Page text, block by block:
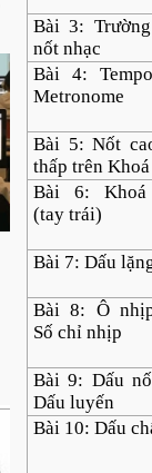
Bài 3:
nốt nhạc
Bài 4:
Metronome
Bài 5: Nốt
thấp trên
Bài 6: Khoá
(tay trái)
Bài 7: Dấu
Bài 8: Ô
Số chỉ nhịp
Bài 9: Dấu
Dấu luyến
Bài 10: Dấu